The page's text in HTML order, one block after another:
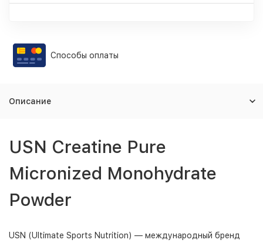
Способы оплаты
Описание
USN Creatine Pure
Micronized Monohydrate
Powder
USN (Ultimate Sports Nutrition) — международный бренд